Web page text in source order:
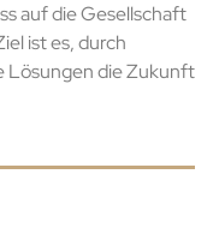
auf die Gesellschaft
ist es, durch
Lösungen die Zukunft